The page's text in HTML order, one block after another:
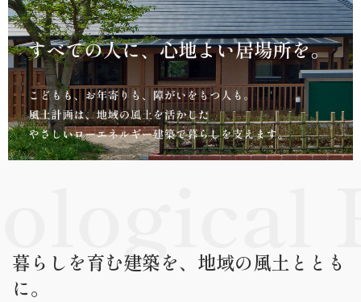
暮らしを育む建築を、地域の風土ととも
に。